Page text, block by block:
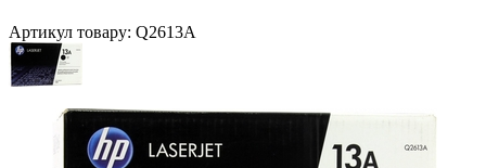
Артикул товару: Q2613A